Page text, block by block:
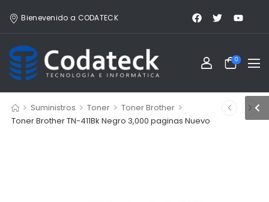
Bienevenido a CODATECK
0
> Suministros > Toner > Toner Brother >
Toner Brother TN-411Bk Negro 3,000 paginas Nuevo